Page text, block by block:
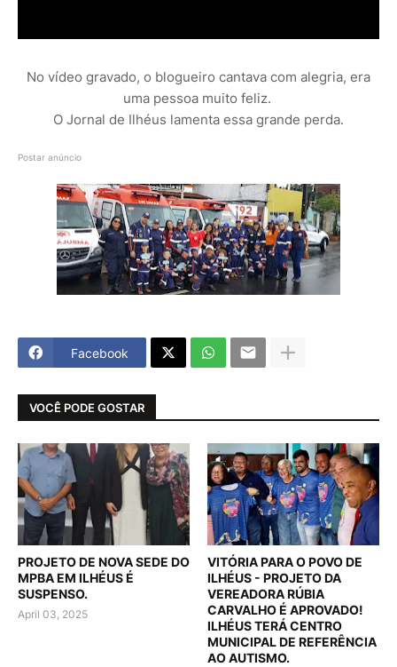
No vídeo gravado, o blogueiro cantava com alegria, era
uma pessoa muito feliz.
O Jornal de Ilhéus lamenta essa grande perda.
Postar anúncio
Facebook
VOCÊ PODE GOSTAR
PROJETO DE NOVA SEDE DO
MPBA EM ILHÉUS É
SUSPENSO.
April 03, 2025
VITÓRIA PARA O POVO DE
ILHÉUS - PROJETO DA
VEREADORA RÚBIA
CARVALHO É APROVADO!
ILHÉUS TERÁ CENTRO
MUNICIPAL DE REFERÊNCIA
AO AUTISMO.